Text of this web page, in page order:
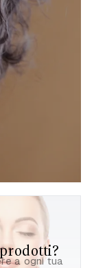
a ogni tua